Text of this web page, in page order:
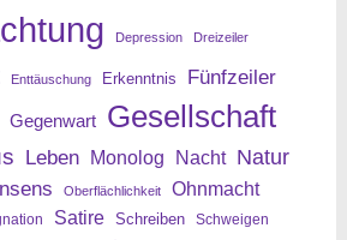
Depression Dreizeiler
Enttäuschung Erkenntnis Fünfzeiler
Gegenwart Gesellschaft
Leben Monolog Nacht Natur
Oberflächlichkeit
Ohnmacht
Satire Schreiben Schweigen